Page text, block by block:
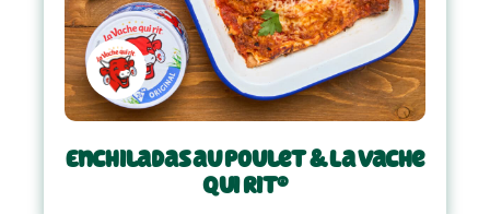
Enchiladas au poulet & La Vache
Qui Rit®